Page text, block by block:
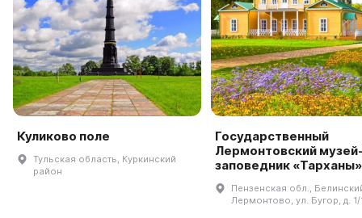
Куликово поле
Тульская область, Куркинский
район
Государственный
Лермонтовский
заповедник «Тарханы»
Пензенская обл.,
Лермонтово, ул. Бугор, д. 1/